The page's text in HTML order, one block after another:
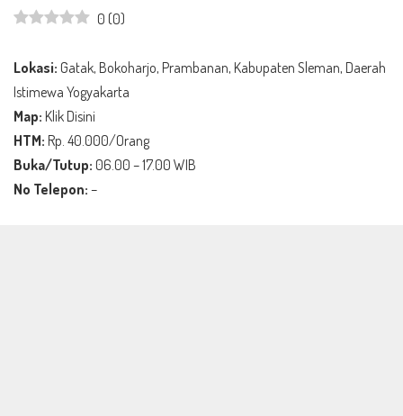
0 (0)
Lokasi: Gatak, Bokoharjo, Prambanan, Kabupaten Sleman, Daerah
Istimewa Yogyakarta
Map: Klik Disini
HTM: Rp. 40.000/Orang
Buka/Tutup: 06.00 – 17.00 WIB
No Telepon:–